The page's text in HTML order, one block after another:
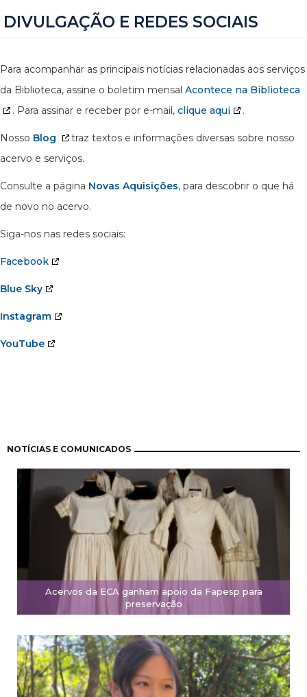
DIVULGAÇÃO E REDES SOCIAIS
Para acompanhar as principais notícias relacionadas aos serviços
da Biblioteca, assine o boletim mensal Acontece na Biblioteca
. Para assinar e receber por e-mail, clique aqui .
Nosso Blog
traz textos e informações diversas sobre nosso
acervo e serviços.
Consulte a página Novas Aquisições, para descobrir o que há
de novo no acervo.
Siga-nos nas redes sociais:
Facebook
Blue Sky
Instagram
YouTube
NOTÍCIAS E COMUNICADOS
Acervos da ECA ganham apoio da Fapesp para
preservação
Paginação